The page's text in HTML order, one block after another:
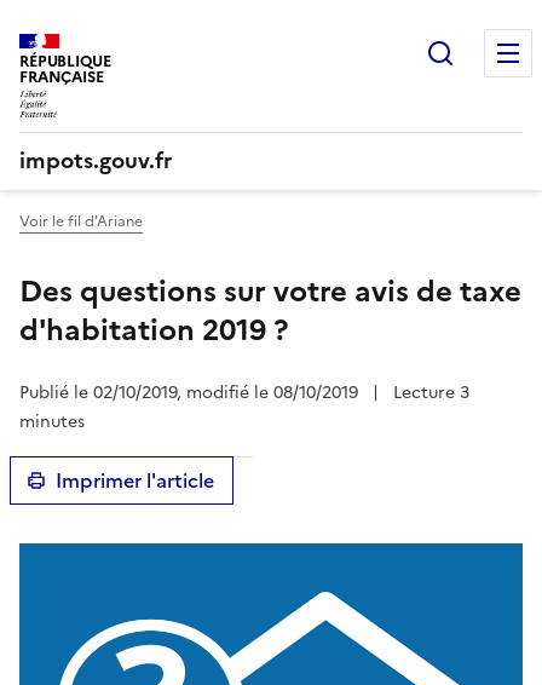
RÉPUBLIQUE
FRANÇAISE
impots.gouv.fr
Voir le fil d'Ariane
Des questions sur votre avis de taxe
d'habitation 2019 ?
Publié le 02/10/2019, modifié le 08/10/2019 |
Lecture 3
minutes
Imprimer l'article